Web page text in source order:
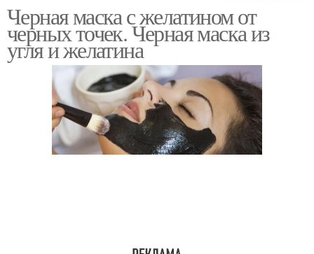
Уголь без желатина
Черная маска с желатином от
черных точек. Черная маска из
угля и желатина